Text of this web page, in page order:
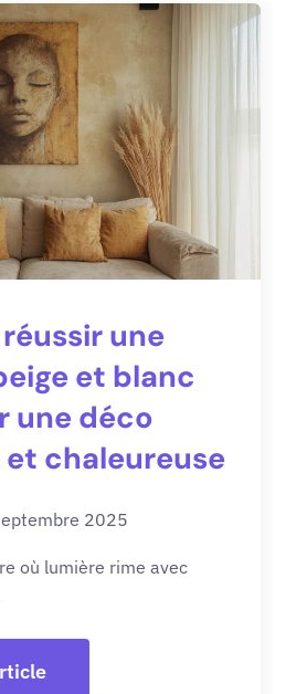
une
et blanc
une déco
chaleureuse
2025
où lumière rime avec